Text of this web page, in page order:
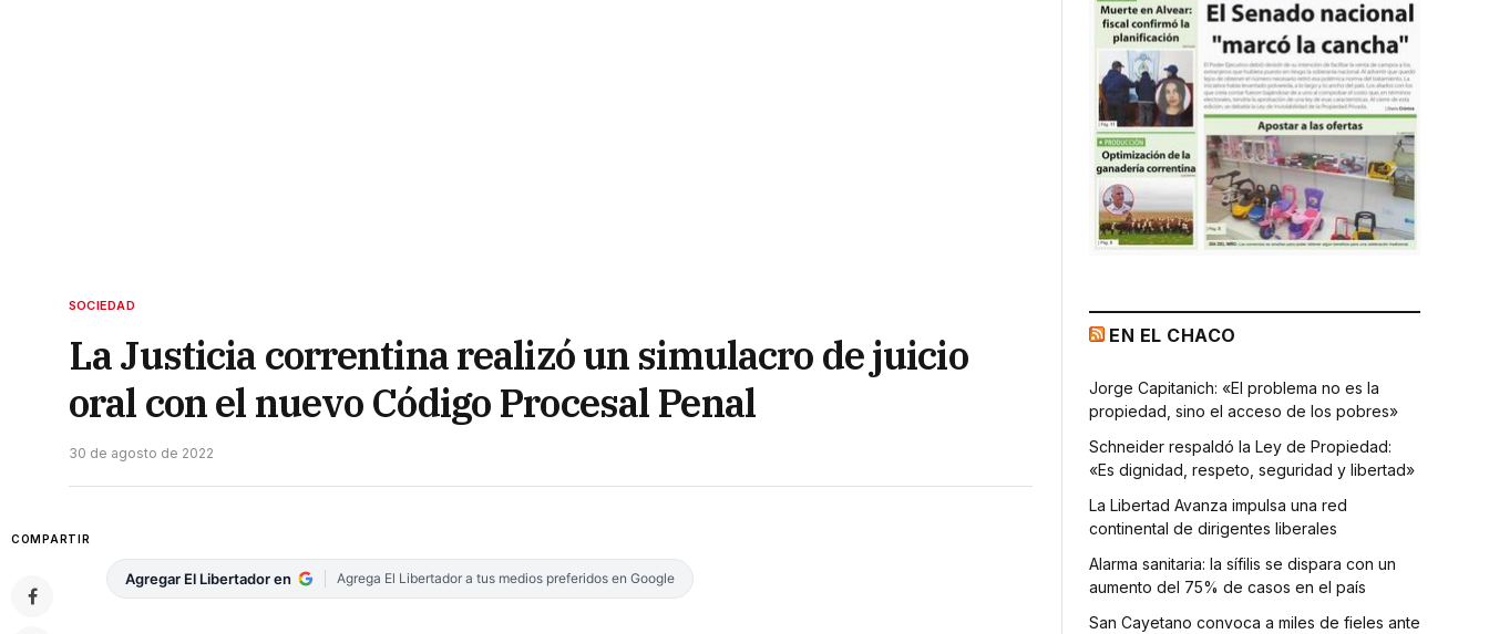
SOCIEDAD
La Justicia correntina realizó un simulacro de juicio
oral con el nuevo Código Procesal Penal
30 de agosto de 2022
COMPARTIR
Agregar El Libertador en Agrega El Libertador a tus medios preferidos en Google
EN EL CHACO
Jorge Capitanich: «El problema no es la
propiedad, sino el acceso de los pobres»
Schneider respaldó la Ley de Propiedad:
«Es dignidad, respeto, seguridad y libertad»
La Libertad Avanza impulsa una red
continental de dirigentes liberales
Alarma sanitaria: la sífilis se dispara con un
aumento del 75% de casos en el país
San Cayetano convoca a miles de fieles ante